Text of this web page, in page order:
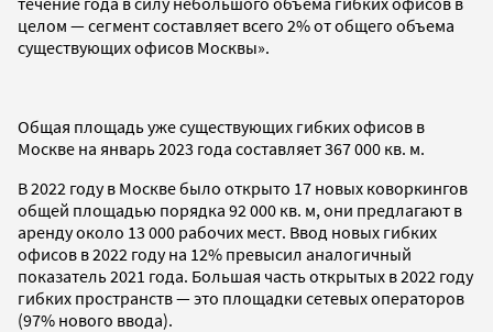
целом — сегмент составляет всего 2% от общего объема
существующих офисов Москвы».
Общая площадь уже существующих гибких офисов в
Москве на январь 2023 года составляет 367 000 кв. м.
В 2022 году в Москве было открыто 17 новых коворкингов
общей площадью порядка 92 000 кв. м, они предлагают в
аренду около 13 000 рабочих мест. Ввод новых гибких
офисов в 2022 году на 12% превысил аналогичный
показатель 2021 года. Большая часть открытых в 2022 году
гибких пространств — это площадки сетевых операторов
(97% нового ввода).